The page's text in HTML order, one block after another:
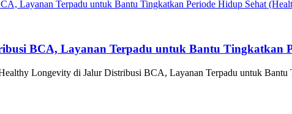
BCA, Layanan Terpadu untuk Bantu Tingkatkan
Longevity di Jalur Distribusi BCA, Layanan Terpadu untuk Bantu